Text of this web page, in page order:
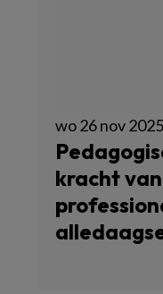
wo 26 nov
kracht